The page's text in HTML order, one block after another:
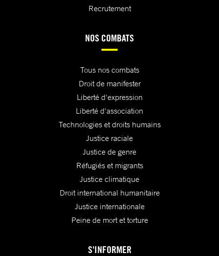
Recrutement
NOS COMBATS
Tous nos combats
Droit de manifester
Liberté d'expression
Liberté d'association
Technologies et droits humains
Justice raciale
Justice de genre
Réfugiés et migrants
Justice climatique
Droit international humanitaire
Justice internationale
Peine de mort et torture
S'INFORMER